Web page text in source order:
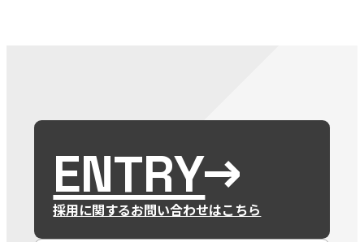
ENTRY
採用に関するお問い合わせはこちら